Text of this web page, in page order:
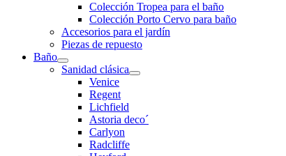
Colección Tropea para el baño
Colección Porto Cervo para baño
Accesorios para el jardín
Piezas de repuesto
Baño
Sanidad clásica
Venice
Regent
Lichfield
Astoria deco´
Carlyon
Radcliffe